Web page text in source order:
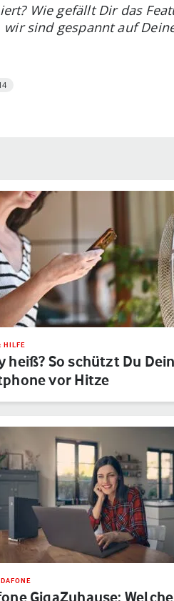
Wie gefällt Dir das
sind gespannt auf
HILFE
heiß? So schützt Du Dein
vor Hitze
GigaZuhause: